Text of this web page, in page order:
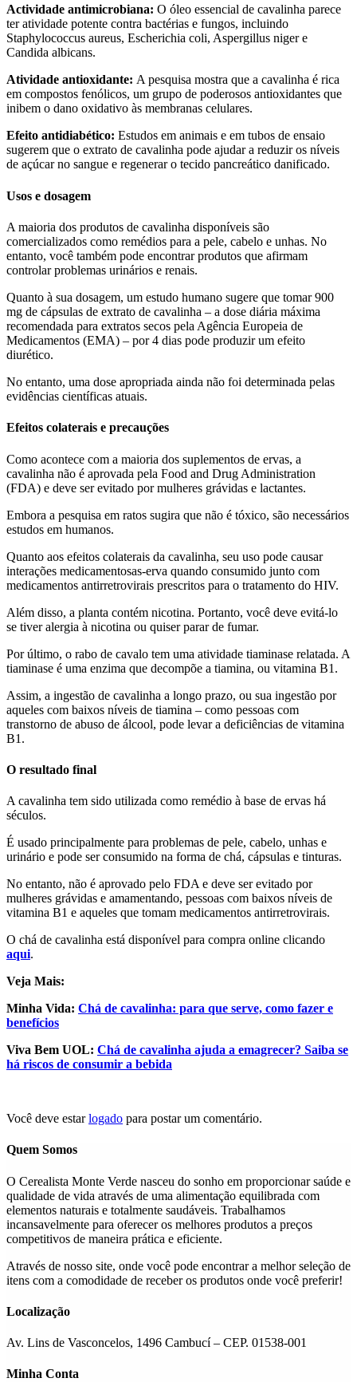
Actividade antimicrobiana: O óleo essencial de cavalinha parece
ter atividade potente contra bactérias e fungos, incluindo
Staphylococcus aureus, Escherichia coli, Aspergillus niger e
Candida albicans.
Atividade antioxidante: A pesquisa mostra que a cavalinha é rica
em compostos fenólicos, um grupo de poderosos antioxidantes que
inibem o dano oxidativo às membranas celulares.
Efeito antidiabético: Estudos em animais e em tubos de ensaio
sugerem que o extrato de cavalinha pode ajudar a reduzir os níveis
de açúcar no sangue e regenerar o tecido pancreático danificado.
Usos e dosagem
A maioria dos produtos de cavalinha disponíveis são
comercializados como remédios para a pele, cabelo e unhas. No
entanto, você também pode encontrar produtos que afirmam
controlar problemas urinários e renais.
Quanto à sua dosagem, um estudo humano sugere que tomar 900
mg de cápsulas de extrato de cavalinha – a dose diária máxima
recomendada para extratos secos pela Agência Europeia de
Medicamentos (EMA) – por 4 dias pode produzir um efeito
diurético.
No entanto, uma dose apropriada ainda não foi determinada pelas
evidências científicas atuais.
Efeitos colaterais e precauções
Como acontece com a maioria dos suplementos de ervas, a
cavalinha não é aprovada pela Food and Drug Administration
(FDA) e deve ser evitado por mulheres grávidas e lactantes.
Embora a pesquisa em ratos sugira que não é tóxico, são necessários
estudos em humanos.
Quanto aos efeitos colaterais da cavalinha, seu uso pode causar
interações medicamentosas-erva quando consumido junto com
medicamentos antirretrovirais prescritos para o tratamento do HIV.
Além disso, a planta contém nicotina. Portanto, você deve evitá-lo
se tiver alergia à nicotina ou quiser parar de fumar.
Por último, o rabo de cavalo tem uma atividade tiaminase relatada. A
tiaminase é uma enzima que decompõe a tiamina, ou vitamina B1.
Assim, a ingestão de cavalinha a longo prazo, ou sua ingestão por
aqueles com baixos níveis de tiamina – como pessoas com
transtorno de abuso de álcool, pode levar a deficiências de vitamina
B1.
O resultado final
A cavalinha tem sido utilizada como remédio à base de ervas há
séculos.
É usado principalmente para problemas de pele, cabelo, unhas e
urinário e pode ser consumido na forma de chá, cápsulas e tinturas.
No entanto, não é aprovado pelo FDA e deve ser evitado por
mulheres grávidas e amamentando, pessoas com baixos níveis de
vitamina B1 e aqueles que tomam medicamentos antirretrovirais.
O chá de cavalinha está disponível para compra online clicando
aqui.
Veja Mais:
Minha Vida: Chá de cavalinha: para que serve, como fazer e
benefícios
Viva Bem UOL: Chá de cavalinha ajuda a emagrecer? Saiba se
há riscos de consumir a bebida
Você deve estarlogado para postar um comentário.
Quem Somos
O Cerealista Monte Verde nasceu do sonho em proporcionar saúde e
qualidade de vida através de uma alimentação equilibrada com
elementos naturais e totalmente saudáveis. Trabalhamos
incansavelmente para oferecer os melhores produtos a preços
competitivos de maneira prática e eficiente.
Através de nosso site, onde você pode encontrar a melhor seleção de
itens com a comodidade de receber os produtos onde você preferir!
Localização
Av. Lins de Vasconcelos, 1496 Cambucí – CEP. 01538-001
Minha Conta